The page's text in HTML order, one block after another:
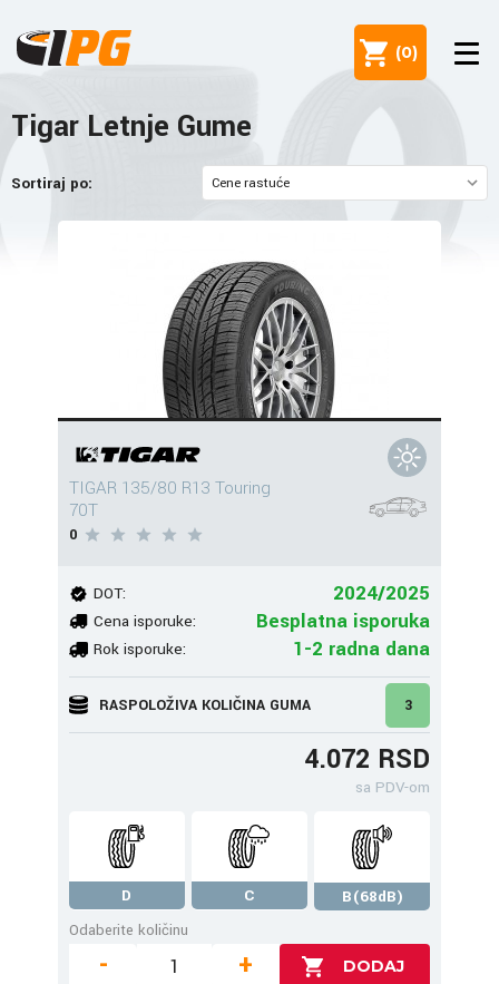
(0)
Tigar Letnje Gume
Sortiraj po:
TIGAR 135/80 R13 Touring
70T
0
DOT: 2024/2025
Cena isporuke: Besplatna isporuka
Rok isporuke: 1-2 radna dana
RASPOLOŽIVA KOLIČINA GUMA 3
4.072 RSD
sa PDV-om
D C
B(68dB)
Odaberite količinu
- +